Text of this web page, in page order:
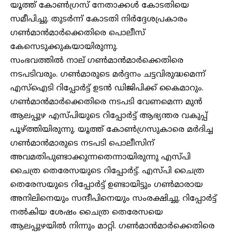
യൂത്ത് കോൺഗ്രസ് നേതാക്കൾ കോടതിയെ
സമീപിച്ചു. തുടർന്ന് കോടതി നിർദ്ദേശപ്രകാരം
ഗൺമാൻമാർക്കെതിരെ പൊലീസ്
കേസെടുക്കുകയായിരുന്നു.
സംഭവത്തിൽ നാല് ഗൺമാൻമാർക്കെതിരെ
നടപടിവരും. ഗൺമാരുടെ മർദ്ദനം ചട്ടവിരുദ്ധമെന്ന്
എസ്ഐടി റിപ്പോർട്ട് ഉടൻ ഡിജിപിക്ക് കൈമാറും.
ഗൺമാൻമാർക്കെതിരെ നടപടി വേണമെന്ന മുൻ
ആലപ്പുഴ എസ്പിയുടെ റിപ്പോർട്ട് ആഭ്യന്തര വകുപ്പ്
പൂഴ്ത്തിയിരുന്നു. യൂത്ത് കോൺഗ്രസുകാരെ മർദിച്ച
ഗൺമാൻമാരുടെ നടപടി പൊലീസിന്
അവമതിപുണ്ടാക്കുന്നതെന്നായിരുന്നു എസ്പി
ചൈത്ര തെരേസയുടെ റിപ്പോർട്ട്. എസ്പി ചൈത്ര
തെരേസയുടെ റിപ്പോർട്ട് ഉണ്ടായിട്ടും ഗൺമാരായ
അനിലിനെയും സന്ദീപിനെയും സംരക്ഷിച്ചു. റിപ്പോർട്ട്
നൽകിയ ശേഷം ചൈത്ര തെരേസയെ
ആലപ്പുഴയിൽ നിന്നും മാറ്റി. ഗൺമാൻമാർക്കെതിരെ